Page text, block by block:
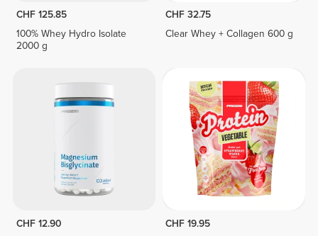
CHF 125.85
100% Whey Hydro Isolate
2000 g
CHF 32.75
Clear Whey + Collagen 600 g
CHF 12.90
CHF 19.95